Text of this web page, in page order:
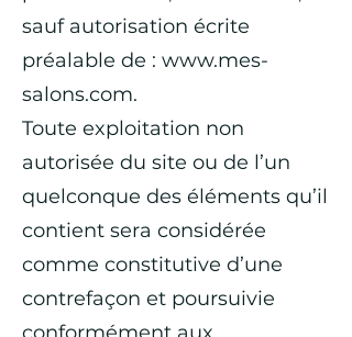
sauf autorisation écrite
préalable de : www.mes-
salons.com.
Toute exploitation non
autorisée du site ou de l’un
quelconque des éléments qu’il
contient sera considérée
comme constitutive d’une
contrefaçon et poursuivie